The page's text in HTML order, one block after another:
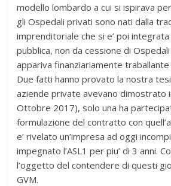
modello lombardo a cui si ispirava
gli Ospedali privati sono nati dalla
imprenditoriale che si e’ poi integrata
pubblica, non da cessione di
appariva finanziariamente traballante
Due fatti hanno provato la nostra
aziende private avevano dimostrato
Ottobre 2017), solo una ha
formulazione del contratto con
e’ rivelato un’impresa ad oggi
impegnato l’ASL1 per piu’ di 3 anni.
l’oggetto del contendere di questi
GVM.